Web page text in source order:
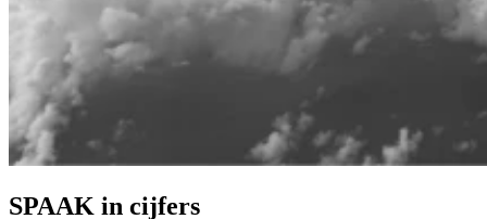
SPAAK in cijfers